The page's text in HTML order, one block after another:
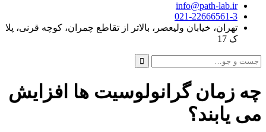
info@path-lab.ir
021-22666561-3
تهران، خیابان ولیعصر، بالاتر از تقاطع چمران، کوچه قرنی، پلا
ک 17
جست
و
برای:
چه زمان گرانولوسیت ها افزایش
می یابند؟